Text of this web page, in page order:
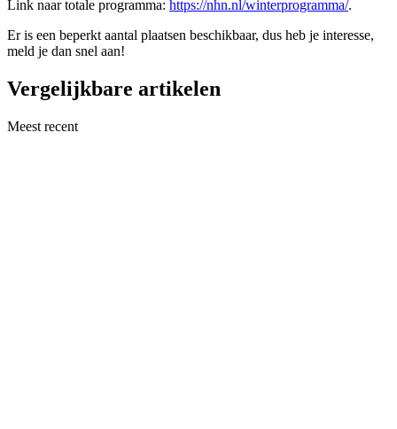
Link naar totale programma: https://nhn.nl/winterprogramma/.
Er is een beperkt aantal plaatsen beschikbaar, dus heb je interesse,
meld je dan snel aan!
Vergelijkbare artikelen
Meest recent